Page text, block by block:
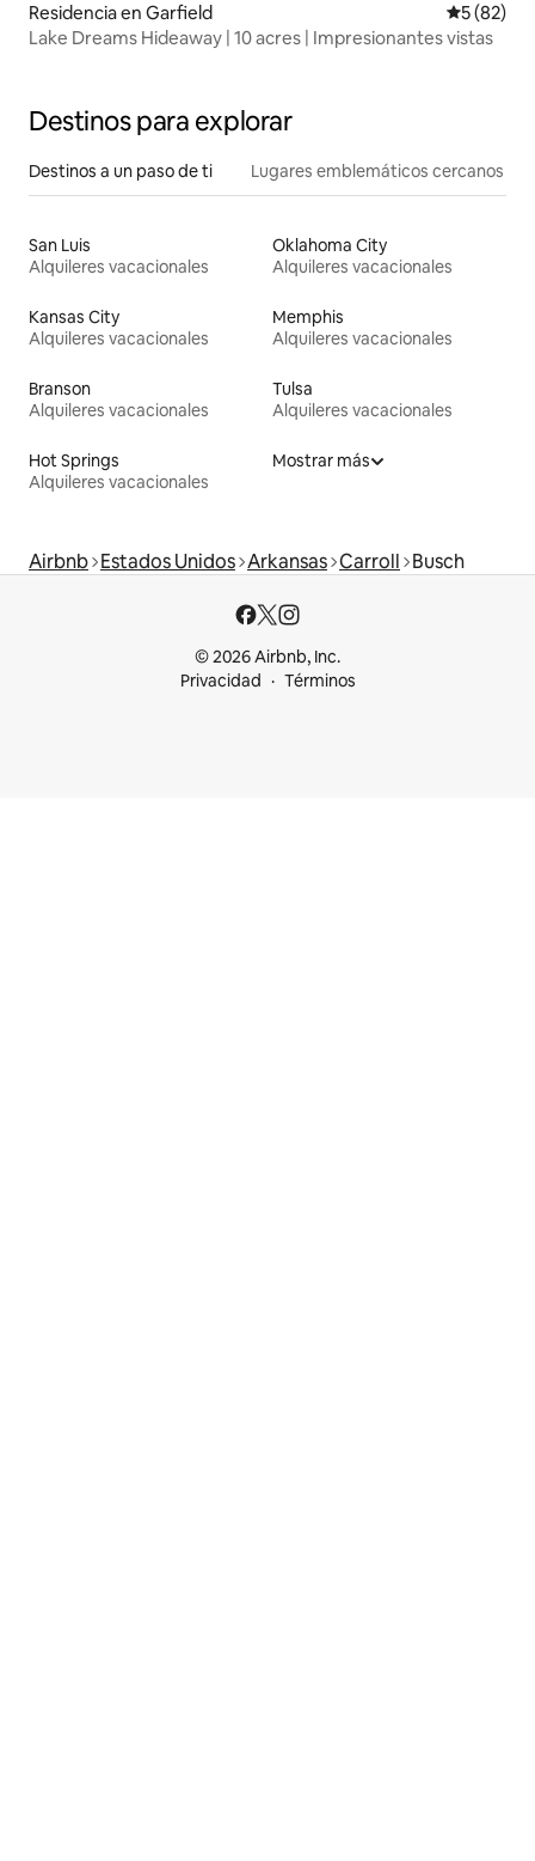
Residencia en Garfield
5 (82)
Lake Dreams Hideaway | 10 acres | Impresionantes vistas
Destinos para explorar
Destinos a un paso de ti Lugares emblemáticos cercanos
San Luis
Alquileres vacacionales
Oklahoma City
Alquileres vacacionales
Kansas City
Alquileres vacacionales
Memphis
Alquileres vacacionales
Branson
Alquileres vacacionales
Tulsa
Alquileres vacacionales
Hot Springs
Alquileres vacacionales
Mostrar más
Airbnb Estados Unidos Arkansas Carroll Busch
© 2026 Airbnb, Inc.
Privacidad
Términos